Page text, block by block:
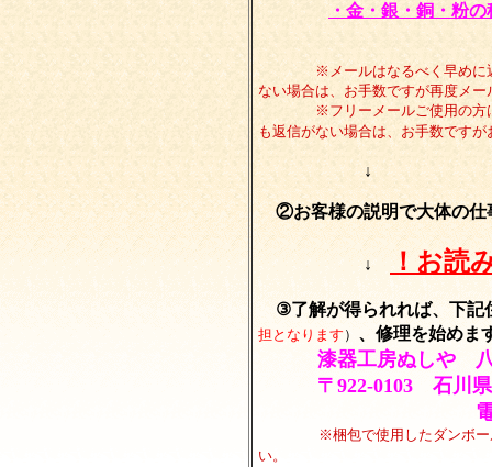
・金・銀・銅・粉
↑クリックする
※メールはなるべく早めに返信
ない場合は、お手数ですが再度メ
※フリーメールご使用の方は、
も返信がない場合は、お手数です
↓
②お客様の説明で大体の仕
↓ ！お読
③了解が得られれば、下記
担となります ） 、修理を始めま
漆器工房ぬしや
〒922-0103 石川県加
※梱包で使用したダンボ
い。